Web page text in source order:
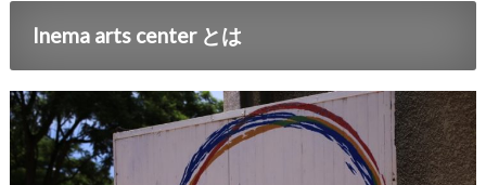
Inema arts center とは